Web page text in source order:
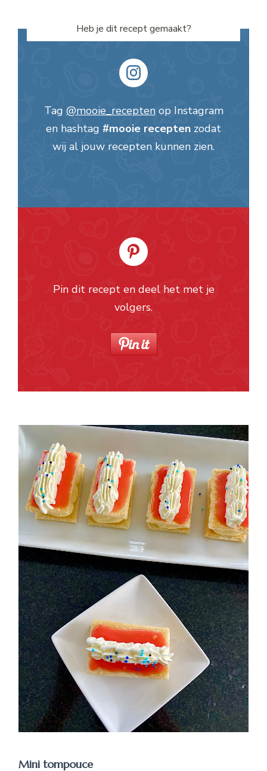
Heb je dit recept gemaakt?
Tag @mooie_receptenop Instagram
en hashtag #mooie recepten zodat
wij al jouw recepten kunnen zien.
Pin dit recept en deel het met je
volgers.
Mini tompouce